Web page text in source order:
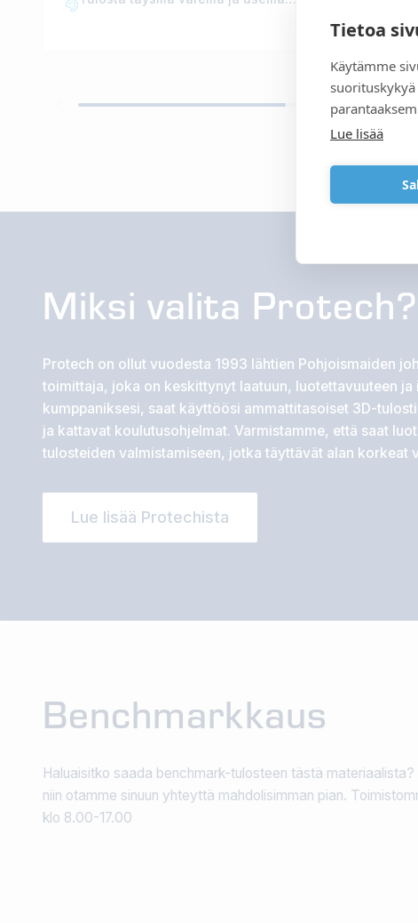
Tietoa
Käytämme
Lue lisää
Miksi valita Protech?
Protech on ollut vuodesta 1993 lähtien Pohjoismaiden
toimittaja, joka on keskittynyt laatuun, luotettavuuteen ja
kumppaniksesi, saat käyttöösi ammattitasoiset 3D-
ja kattavat koulutusohjelmat. Varmistamme, että saat
tulosteiden valmistamiseen, jotka täyttävät alan korkeat
Lue lisää Protechista
Benchmarkkaus
Haluaisitko saada benchmark-tulosteen tästä
niin otamme sinuun yhteyttä mahdolisimman pian.
klo 8.00-17.00